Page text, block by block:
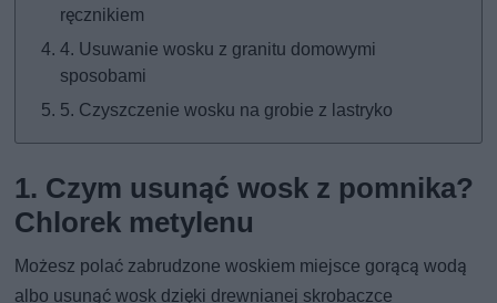
ręcznikiem
4. Usuwanie wosku z granitu domowymi
sposobami
5. Czyszczenie wosku na grobie z lastryko
1. Czym usunąć wosk z pomnika?
Chlorek metylenu
Możesz polać zabrudzone woskiem miejsce gorącą wodą
albo usunąć wosk dzięki drewnianej skrobaczce